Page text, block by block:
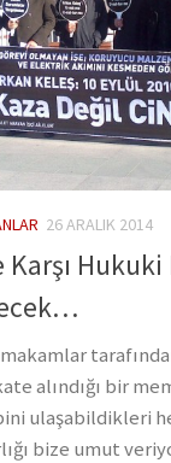
26 ARALIK 2014
alındığı bir
ulaşabildikleri
bize umut